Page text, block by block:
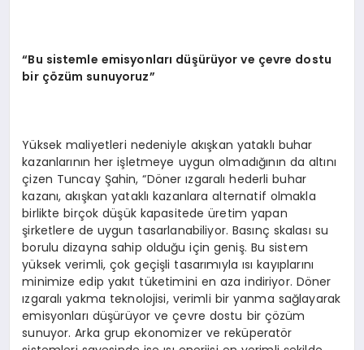
“Bu sistemle emisyonları düşürüyor ve çevre dostu
bir çözüm sunuyoruz”
Yüksek maliyetleri nedeniyle akışkan yataklı buhar
kazanlarının her işletmeye uygun olmadığının da altını
çizen Tuncay Şahin, “Döner ızgaralı hederli buhar
kazanı, akışkan yataklı kazanlara alternatif olmakla
birlikte birçok düşük kapasitede üretim yapan
şirketlere de uygun tasarlanabiliyor. Basınç skalası su
borulu dizayna sahip olduğu için geniş. Bu sistem
yüksek verimli, çok geçişli tasarımıyla ısı kayıplarını
minimize edip yakıt tüketimini en aza indiriyor. Döner
ızgaralı yakma teknolojisi, verimli bir yanma sağlayarak
emisyonları düşürüyor ve çevre dostu bir çözüm
sunuyor. Arka grup ekonomizer ve reküperatör